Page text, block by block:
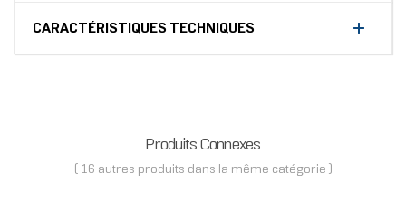
CARACTÉRISTIQUES TECHNIQUES
Produits Connexes
( 16 autres produits dans la même catégorie )